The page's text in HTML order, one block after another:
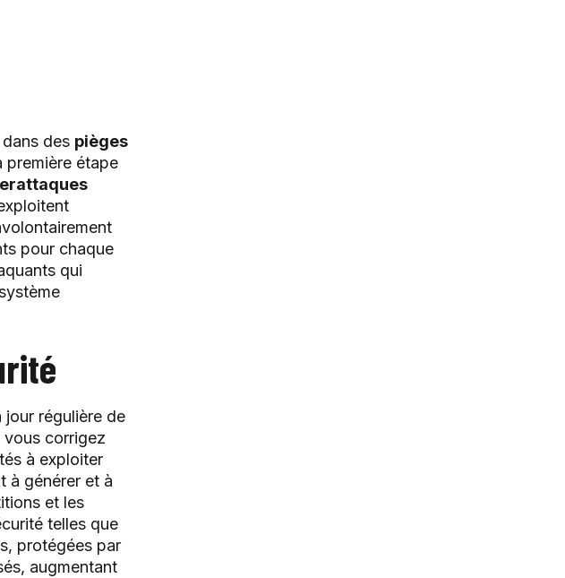
des pièges
première étape
pour chaque
qui
jour régulière de
vous corrigez
à exploiter
à générer et à
et les
telles que
protégées par
augmentant